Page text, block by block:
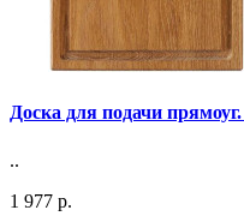
Доска для подачи
..
1 977 р.